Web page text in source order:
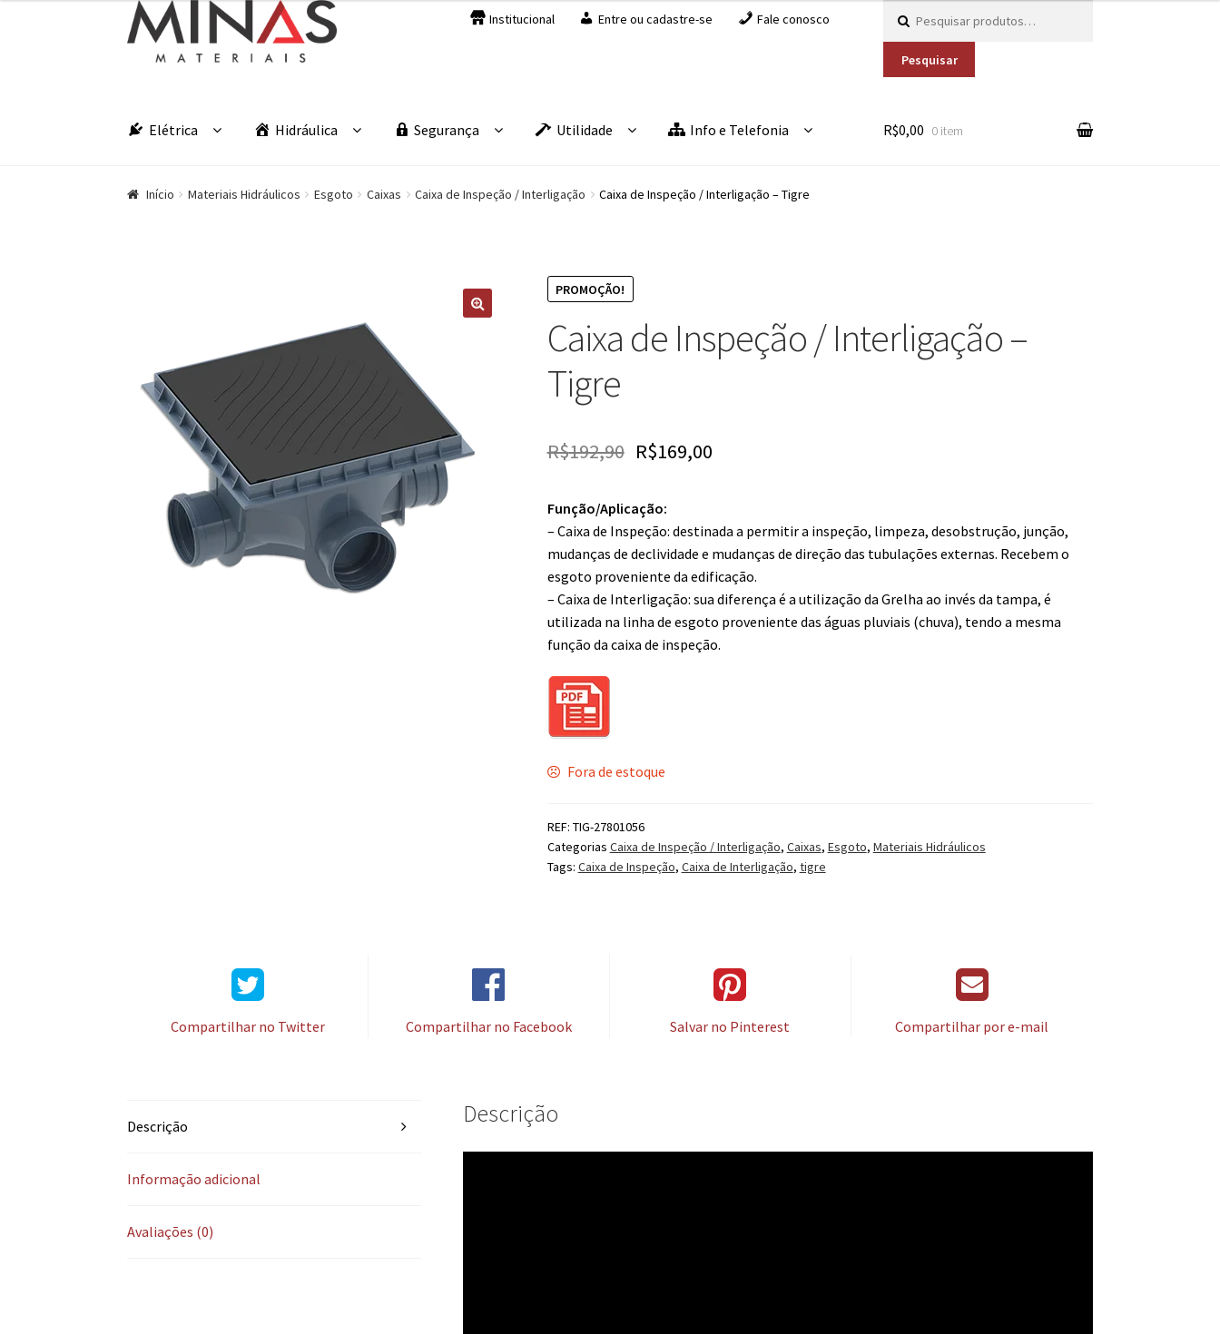
Pular para navegação
Pular para o conteúdo Institucional Entre ou cadastre-se Fale conosco
Pesquisar
Elétrica Hidráulica Segurança Utilidade Info e Telefonia R$0,00 0 item
Início Materiais Hidráulicos Esgoto Caixas Caixa de Inspeção / Interligação Caixa de Inspeção / Interligação – Tigre
PROMOÇÃO!
Caixa de Inspeção / Interligação –
Tigre
R$192,90 R$169,00
Função/Aplicação:
– Caixa de Inspeção: destinada a permitir a inspeção, limpeza, desobstrução, junção,
mudanças de declividade e mudanças de direção das tubulações externas. Recebem o
esgoto proveniente da edificação.
– Caixa de Interligação: sua diferença é a utilização da Grelha ao invés da tampa, é
utilizada na linha de esgoto proveniente das águas pluviais (chuva), tendo a mesma
função da caixa de inspeção.
Fora de estoque
REF: TIG-27801056
Categorias Caixa de Inspeção / Interligação, Caixas, Esgoto, Materiais Hidráulicos
Tags: Caixa de Inspeção, Caixa de Interligação, tigre
Compartilhar no Twitter Compartilhar no Facebook Salvar no Pinterest Compartilhar por e-mail
Descrição
Informação adicional
Avaliações (0)
Descrição